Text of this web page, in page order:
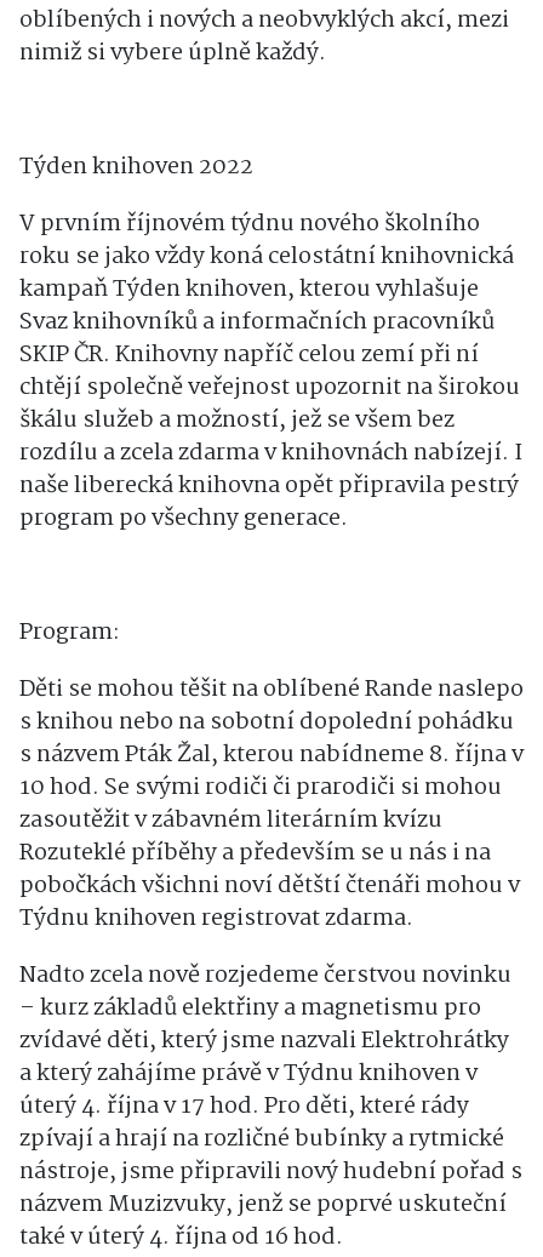
oblíbených i nových a neobvyklých akcí, mezi
nimiž si vybere úplně každý.
Týden knihoven 2022
V prvním říjnovém týdnu nového školního
roku se jako vždy koná celostátní knihovnická
kampaň Týden knihoven, kterou vyhlašuje
Svaz knihovníků a informačních pracovníků
SKIP ČR. Knihovny napříč celou zemí při ní
chtějí společně veřejnost upozornit na širokou
škálu služeb a možností, jež se všem bez
rozdílu a zcela zdarma v knihovnách nabízejí. I
naše liberecká knihovna opět připravila pestrý
program po všechny generace.
Program:
Děti se mohou těšit na oblíbené Rande naslepo
s knihou nebo na sobotní dopolední pohádku
s názvem Pták Žal, kterou nabídneme 8. října v
10 hod. Se svými rodiči či prarodiči si mohou
zasoutěžit v zábavném literárním kvízu
Rozuteklé příběhy a především se u nás i na
pobočkách všichni noví dětští čtenáři mohou v
Týdnu knihoven registrovat zdarma.
Nadto zcela nově rozjedeme čerstvou novinku
– kurz základů elektřiny a magnetismu pro
zvídavé děti, který jsme nazvali Elektrohrátky
a který zahájíme právě v Týdnu knihoven v
úterý 4. října v 17 hod. Pro děti, které rády
zpívají a hrají na rozličné bubínky a rytmické
nástroje, jsme připravili nový hudební pořad s
názvem Muzizvuky, jenž se poprvé uskuteční
také v úterý 4. října od 16 hod.